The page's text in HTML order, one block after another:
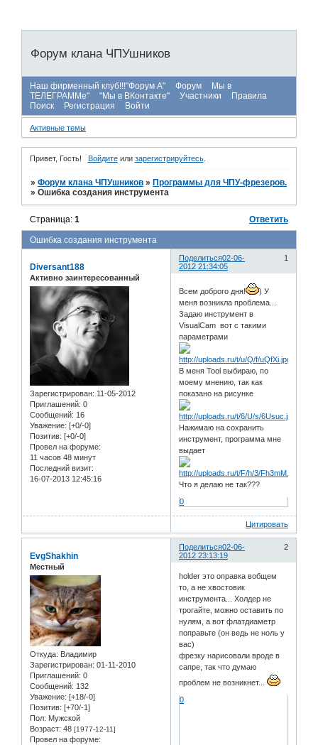
Форум клана ЧПУшников
Наш фирменный клуб!!!"Форум А" Форум
Мы в
ТЕЛЕГРАММе"
"Мы в ВКонтакте" Участники
Правила
Поиск
Регистрация Войти
Активные темы
Привет, Гость! Войдитеили зарегистрируйтесь.
»Форум клана ЧПУшников » Программы для ЧПУ-фрезеров.
»Ошибка создания инструмента
Ошибка создания инструмента
Страница:1 Ответить
Поделиться 1
02-06-
2012 21:34:05
Diversant188
Активно заинтересованный
Зарегистрирован: 11-05-2012
Приглашений: 0
Сообщений: 16
Уважение: [+0/-0]
Позитив: [+0/-0]
Провел на форуме:
11 часов 48 минут
Последний визит:
16-07-2013 12:45:16
Всем доброго дня!
) У
меня возникла проблема...
Задаю инструмент в
VisualCam вот с такими
параметрами
В меня Tool выбираю, по
моему мнению, так как
показано на рисунке
Нажимаю на сохранить
инструмент, программа мне
выдает
Что я делаю не так???
0
Цитировать
Поделиться 2
02-06-
2012 23:13:19
EvgShakhin
Местный
Откуда: Владимир
Зарегистрирован: 01-11-2010
Приглашений: 0
Сообщений: 132
Уважение: [+18/-0]
Позитив: [+70/-1]
Пол: Мужской
Возраст: 48 [1977-12-11]
Провел на форуме:
holder это оправка вобщем
то, а не хвостовик
инструмента... Холдер не
трогайте, можно оставить по
нулям, а вот флатдиаметр
поправьте (он ведь не ноль у
вас)
фрезку нарисовали вроде в
сапре, так что думаю
проблем не возникнет...
0